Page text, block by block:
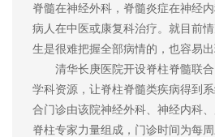
脊髓在神经外科，脊髓炎症在神经
病人在中医或康复科治疗。就目前
生是很难把握全部病情的，也容易出
清华长庚医院开设脊柱脊髓联合
学科资源，让脊柱脊髓类疾病得到
合门诊由该院神经外科、神经内科
脊柱专家力量组成，门诊时间为每